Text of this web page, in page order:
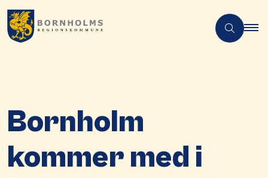
Bornholm
kommer med i